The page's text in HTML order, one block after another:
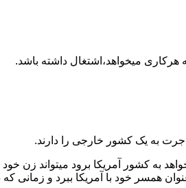
هرکاری میخواهد،اشتغال داشته باشد.
به یک کشور خارجی را دارند.
به کشور آمریکا برود میتواند
همسر خود با آمریکا ببرد و